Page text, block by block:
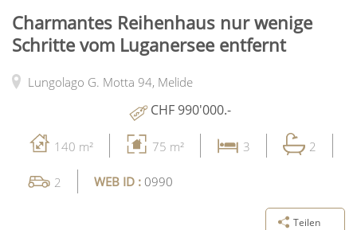
Charmantes Reihenhaus nur wenige
Schritte vom Luganersee entfernt
Lungolago G. Motta 94, Melide
CHF 990'000.-
140 m² 75 m² 3 2
2 WEB ID : 0990
Teilen